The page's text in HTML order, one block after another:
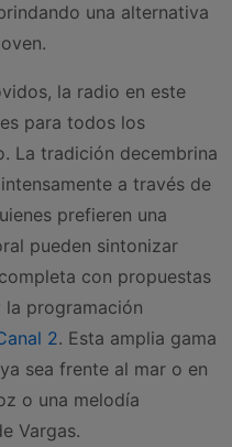
una alternativa
la radio en este
para todos los
La tradición decembrina
a través de
prefieren una
pueden sintonizar
con propuestas
la programación
2. Esta amplia gama
sea frente al mar o en
o una melodía
Vargas.